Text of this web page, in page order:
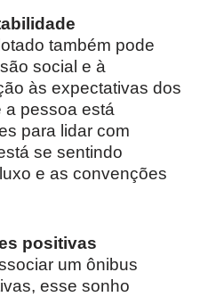
também pode
social e à
às expectativas dos
a pessoa está
para lidar com
se sentindo
e as convenções
positivas
um ônibus
esse sonho